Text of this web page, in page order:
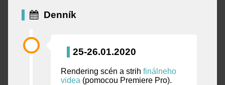
Denník
25-26.01.2020
Rendering scén a strih finálneho
videa (pomocou Premiere Pro).